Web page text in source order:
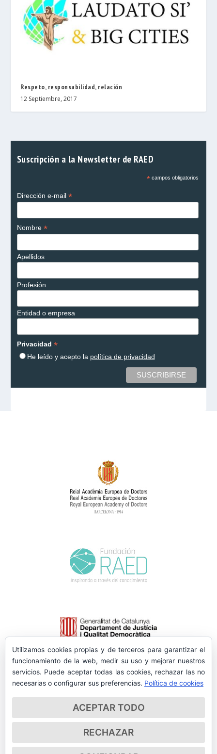
Respeto, responsabilidad, relación
12 Septiembre, 2017
Suscripción a la Newsletter de RAED
*campos obligatorios
Dirección e-mail *
Nombre *
Apellidos
Profesión
Entidad o empresa
Privacidad *
He leído y acepto la política de privacidad
Utilizamos cookies propias y de terceros para garantizar el
funcionamiento de la web, medir su uso y mejorar nuestros
servicios. Puede aceptar todas las cookies, rechazar las no
necesarias o configurar sus preferencias. Política de cookies
ACEPTAR TODO
RECHAZAR